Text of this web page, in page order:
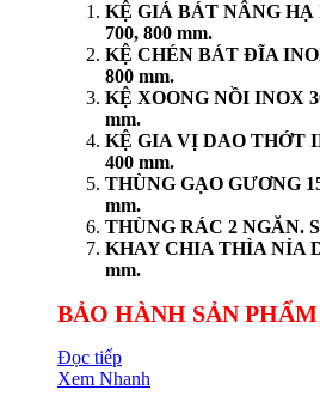
KỆ GIÁ BÁT NÂNG HẠ
700, 800 mm.
KỆ CHÉN BÁT ĐĨA
800 mm.
KỆ XOONG NỒI INOX
mm.
KỆ GIA VỊ DAO THỚT
400 mm.
THÙNG GẠO GƯƠNG
mm.
THÙNG RÁC 2 NGĂN.
KHAY CHIA THÌA NỈA
mm.
BẢO HÀNH SẢN
Đọc tiếp
Xem Nhanh